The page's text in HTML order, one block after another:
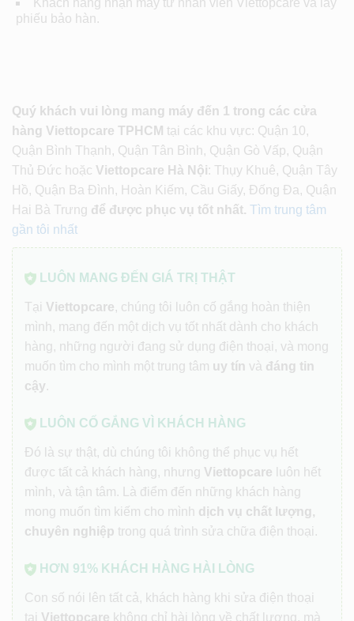
phiếu bảo hàn.
Quý khách vui lòng mang máy đến 1 trong các cửa
hàng Viettopcare TPHCM tại các khu vực: Quận 10,
Quận Bình Thạnh, Quận Tân Bình, Quận Gò Vấp, Quận
Thủ Đức hoặc Viettopcare Hà Nội: Thụy Khuê, Quận Tây
Hồ, Quận Ba Đình, Hoàn Kiếm, Cầu Giấy, Đống Đa, Quận
Hai Bà Trưng để được phục vụ tốt nhất. Tìm trung tâm
gần tôi nhất
LUÔN MANG ĐẾN GIÁ TRỊ THẬT
Tại Viettopcare, chúng tôi luôn cố gắng hoàn thiện
mình, mang đến một dịch vụ tốt nhất dành cho khách
hàng, những người đang sử dụng điện thoại, và mong
muốn tìm cho mình một trung tâm uy tín và đáng tin
cậy.
LUÔN CỐ GẮNG VÌ KHÁCH HÀNG
Đó là sự thật, dù chúng tôi không thể phục vụ hết
được tất cả khách hàng, nhưng Viettopcare luôn hết
mình, và tận tâm. Là điểm đến những khách hàng
mong muốn tìm kiếm cho mình dịch vụ chất lượng,
chuyên nghiệp trong quá trình sửa chữa điện thoại.
HƠN 91% KHÁCH HÀNG HÀI LÒNG
Con số nói lên tất cả, khách hàng khi sửa điện thoại
tại Viettopcare không chỉ hài lòng về chất lượng, mà